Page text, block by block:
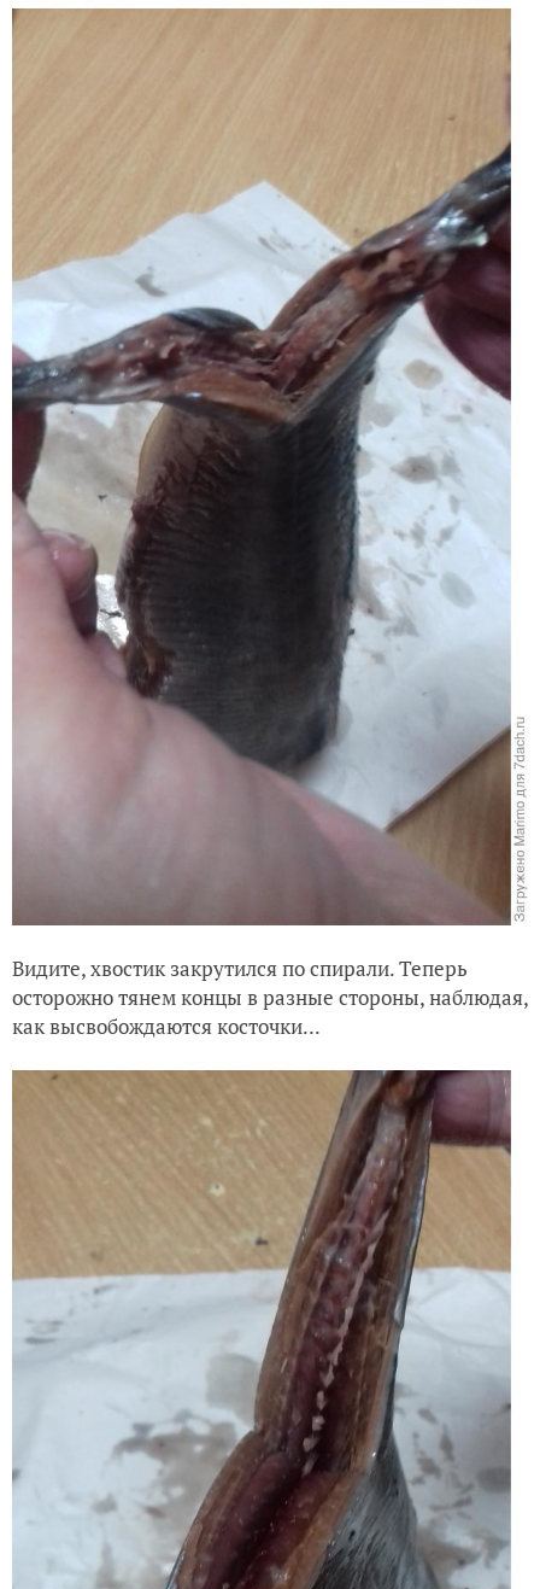
Видите, хвостик закрутился по спирали. Теперь
осторожно тянем концы в разные стороны, наблюдая,
как высвобождаются косточки...